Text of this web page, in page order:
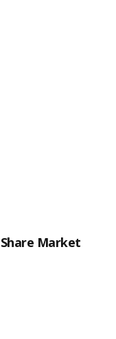
Share Market